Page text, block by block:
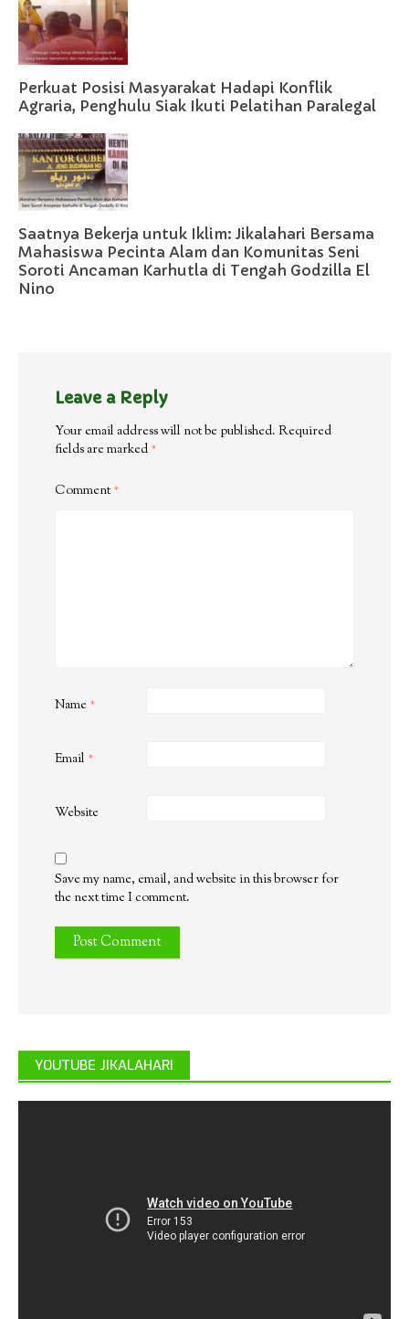
Perkuat Posisi Masyarakat Hadapi Konflik
Agraria, Penghulu Siak Ikuti Pelatihan Paralegal
Saatnya Bekerja untuk Iklim: Jikalahari Bersama
Mahasiswa Pecinta Alam dan Komunitas Seni
Soroti Ancaman Karhutla di Tengah Godzilla El
Nino
Leave a Reply
Your email address will not be published. Required
fields are marked *
Comment*
Name *
Email *
Website
Save my name, email, and website in this browser for
the next time I comment.
YOUTUBE JIKALAHARI